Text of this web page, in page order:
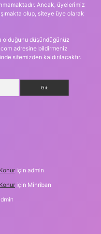
Ancak, üyelerimiz
olup, siteye üye olarak
olduğunu düşündüğünüz
adresine bildirmeniz
sitemizden kaldırılacaktır.
için admin
için Mihriban